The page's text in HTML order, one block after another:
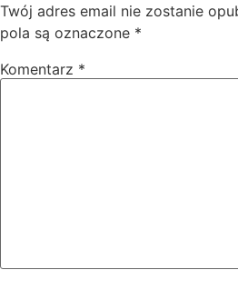
Twój adres email nie zostanie
pola są oznaczone *
Komentarz *